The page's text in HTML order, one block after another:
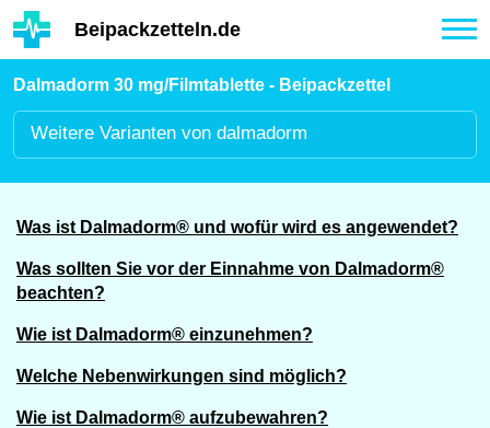
Hauptinhalt
Beipackzetteln.de
Dalmadorm 30 mg/Filmtablette - Beipackzettel
Weitere Varianten von dalmadorm
Was ist Dalmadorm® und wofür wird es angewendet?
Was sollten Sie vor der Einnahme von Dalmadorm®
beachten?
Wie ist Dalmadorm® einzunehmen?
Welche Nebenwirkungen sind möglich?
Wie ist Dalmadorm® aufzubewahren?